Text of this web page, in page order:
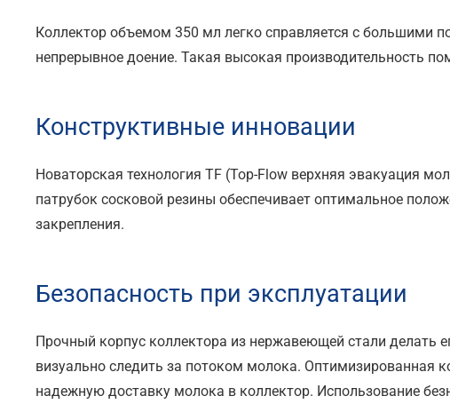
Коллектор объемом 350 мл легко справляется с большими
непрерывное доение. Такая высокая производительность
Конструктивные инновации
Новаторская технология TF (Top-Flow верхняя эвакуация
патрубок сосковой резины обеспечивает оптимальное
закрепления.
Безопасность при эксплуатации
Прочный корпус коллектора из нержавеющей стали
визуально следить за потоком молока. Оптимизированная
надежную доставку молока в коллектор. Использование